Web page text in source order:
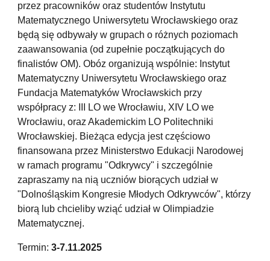
przez pracowników oraz studentów Instytutu
Matematycznego Uniwersytetu Wrocławskiego oraz
będą się odbywały w grupach o różnych poziomach
zaawansowania (od zupełnie początkujących do
finalistów OM). Obóz organizują wspólnie: Instytut
Matematyczny Uniwersytetu Wrocławskiego oraz
Fundacja Matematyków Wrocławskich przy
współpracy z: III LO we Wrocławiu, XIV LO we
Wrocławiu, oraz Akademickim LO Politechniki
Wrocławskiej. Bieżąca edycja jest częściowo
finansowana przez Ministerstwo Edukacji Narodowej
w ramach programu "Odkrywcy" i szczególnie
zapraszamy na nią uczniów biorących udział w
"Dolnośląskim Kongresie Młodych Odkrywców", którzy
biorą lub chcieliby wziąć udział w Olimpiadzie
Matematycznej.
Termin:3-7.11.2025